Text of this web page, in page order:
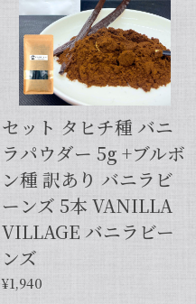
セット タヒチ種 バニ
ラパウダー 5g +ブルボ
ン種 訳あり バニラビ
ーンズ 5本 VANILLA
VILLAGE バニラビー
ンズ
¥1,940